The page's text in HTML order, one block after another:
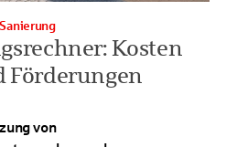
Kosten
Förderungen
von